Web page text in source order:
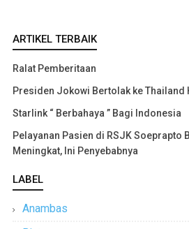
ARTIKEL TERBAIK
Ralat Pemberitaan
Presiden Jokowi Bertolak ke Thailand
Starlink “ Berbahaya ” Bagi Indonesia
Pelayanan Pasien di RSJK Soeprapto
Meningkat, Ini Penyebabnya
LABEL
Anambas